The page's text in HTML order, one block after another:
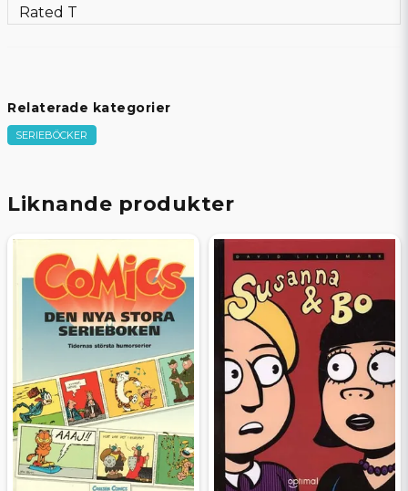
Rated T
Relaterade kategorier
SERIEBÖCKER
Liknande produkter